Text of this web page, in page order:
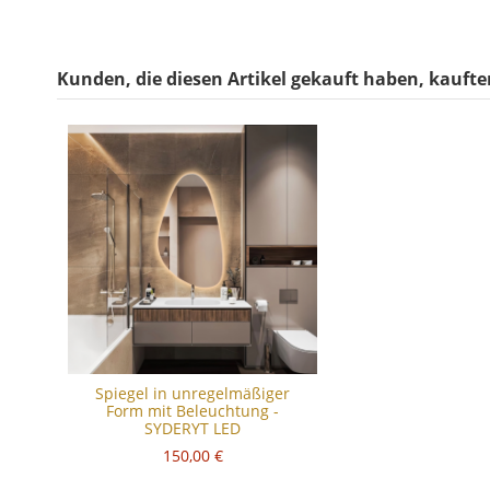
Kunden, die diesen Artikel gekauft haben,
Spiegel in unregelmäßiger
Form mit Beleuchtung -
SYDERYT LED
150,00 €